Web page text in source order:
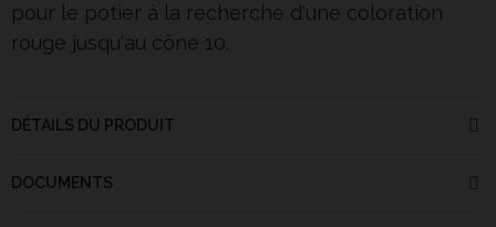
pour le potier à la recherche d'une coloration
rouge jusqu'au cône 10.
DÉTAILS DU PRODUIT
DOCUMENTS